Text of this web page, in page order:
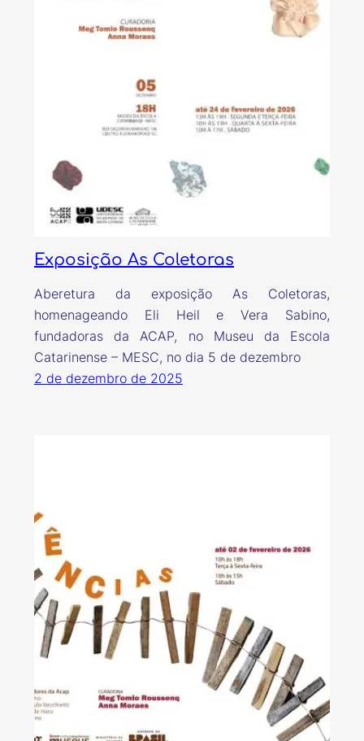
Exposição As Coletoras
Aberetura da exposição As Coletoras,
homenageando Eli Heil e Vera Sabino,
fundadoras da ACAP, no Museu da Escola
Catarinense – MESC, no dia 5 de dezembro
2 de dezembro de 2025